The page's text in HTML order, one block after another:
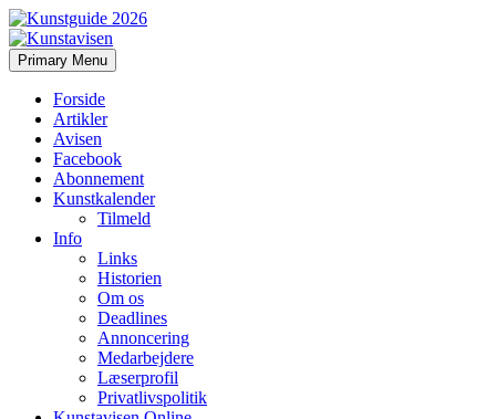
Kunstavisen
Search
Primary Menu Skip
to
Forside
Artikler
Avisen
Facebook
Abonnement
Kunstkalender
Tilmeld
Info
Links
Historien
Om os
Deadlines
Annoncering
Medarbejdere
Læserprofil
Privatlivspolitik